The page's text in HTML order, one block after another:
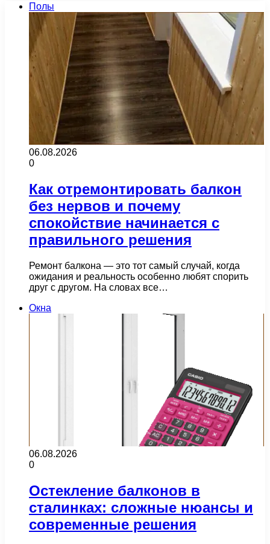
Полы
06.08.2026
0
Как отремонтировать балкон
без нервов и почему
спокойствие начинается с
правильного решения
Ремонт балкона — это тот самый случай, когда
ожидания и реальность особенно любят спорить
друг с другом. На словах все…
Окна
06.08.2026
0
Остекление балконов в
сталинках: сложные нюансы и
современные решения